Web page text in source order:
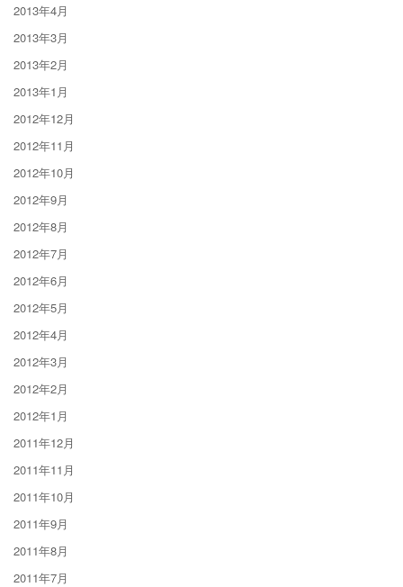
2013年4月
2013年3月
2013年2月
2013年1月
2012年12月
2012年11月
2012年10月
2012年9月
2012年8月
2012年7月
2012年6月
2012年5月
2012年4月
2012年3月
2012年2月
2012年1月
2011年12月
2011年11月
2011年10月
2011年9月
2011年8月
2011年7月